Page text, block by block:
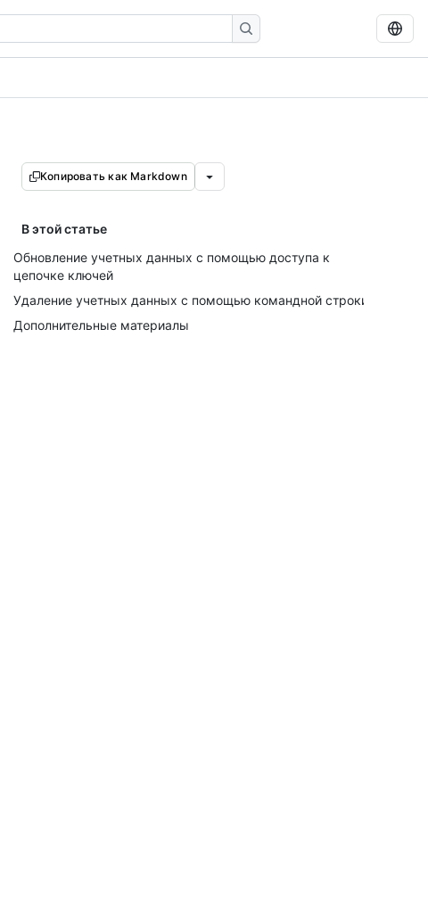
Копировать как Markdown
В этой статье
Обновление учетных данных с помощью доступа к
цепочке ключей
Удаление учетных данных с помощью командной строки
Дополнительные материалы